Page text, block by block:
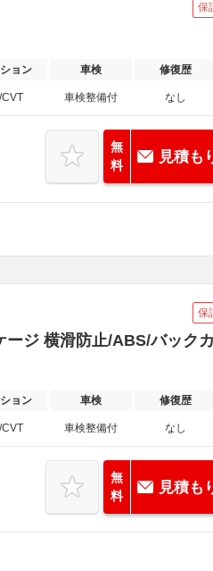
保
ョン 車検 修復歴
CVT 車検整備付 なし
無
料
見積も
保
ジ 横滑防止/ABS/バック
ョン 車検 修復歴
CVT 車検整備付 なし
無
料
見積も